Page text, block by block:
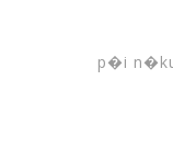
p�i